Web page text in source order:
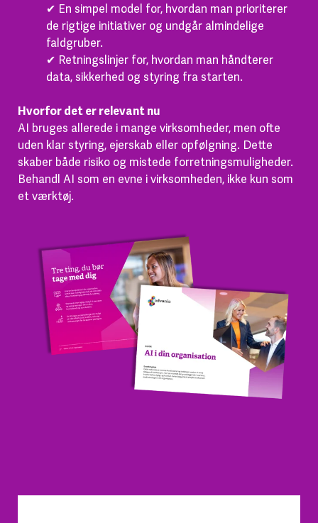
✔︎ En simpel model for, hvordan man prioriterer
de rigtige initiativer og undgår almindelige
faldgruber.
✔︎ Retningslinjer for, hvordan man håndterer
data, sikkerhed og styring fra starten.
Hvorfor det er relevant nu
AI bruges allerede i mange virksomheder, men ofte
uden klar styring, ejerskab eller opfølgning. Dette
skaber både risiko og mistede forretningsmuligheder.
Behandl AI som en evne i virksomheden, ikke kun som
et værktøj.